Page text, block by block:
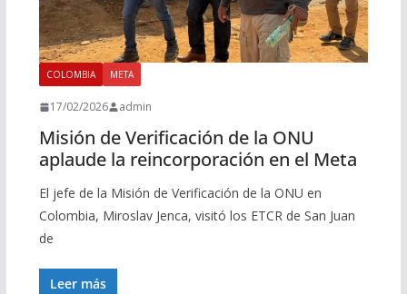
COLOMBIA META
17/02/2026 admin
Misión de Verificación de la ONU
aplaude la reincorporación en el Meta
El jefe de la Misión de Verificación de la ONU en
Colombia, Miroslav Jenca, visitó los ETCR de San Juan
de
Leer más